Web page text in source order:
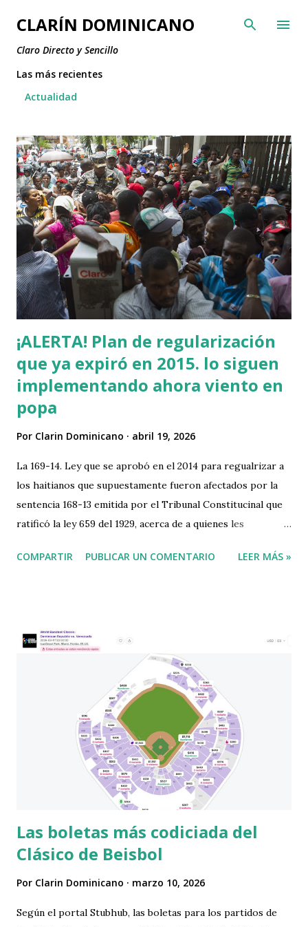
Ir al contenido principal
CLARÍN DOMINICANO
Claro Directo y Sencillo
Las más recientes
Actualidad
¡ALERTA! Plan de regularización
que ya expiró en 2015. lo siguen
implementando ahora viento en
popa
Por Clarin Dominicano abril 19, 2026
La 169-14. Ley que se aprobó en el 2014 para regualrizar a
los haitianos que supuestamente fueron afectados por la
sentencia 168-13 emitida por el Tribunal Constitucinal que
ratificó la ley 659 del 1929, acerca de a quienes les
embargo esta ley (169-14) ya expiró en el año 2015, a pesar
COMPARTIR PUBLICAR UN COMENTARIO LEER MÁS »
Las boletas más codiciada del
Clásico de Beisbol
Por Clarin Dominicano marzo 10, 2026
Según el portal Stubhub, las boletas para los partidos de